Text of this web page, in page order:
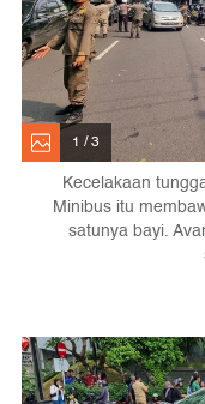
1 / 3
Kecelakaan
Minibus itu
satunya bayi.